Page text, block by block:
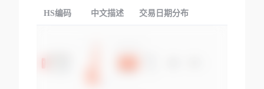
HS编码 中文描述 交易日期分布